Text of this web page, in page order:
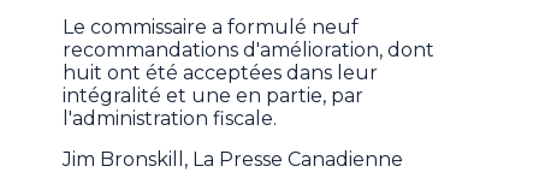
Le commissaire a formulé neuf
recommandations d'amélioration, dont
huit ont été acceptées dans leur
intégralité et une en partie, par
l'administration fiscale.
Jim Bronskill, La Presse Canadienne